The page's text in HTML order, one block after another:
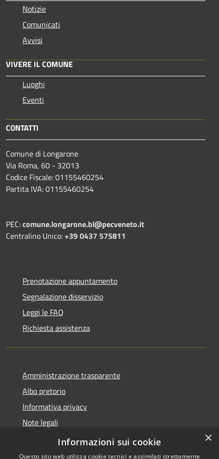
Notizie
Comunicati
Avvisi
VIVERE IL COMUNE
Luoghi
Eventi
CONTATTI
Comune di Longarone
Via Roma, 60 - 32013
Codice Fiscale: 01155460254
Partita IVA: 01155460254
PEC:comune.longarone.bl@pecveneto.it
Centralino Unico:+39 0437 575811
Prenotazione appuntamento
Segnalazione disservizio
Leggi le FAQ
Richiesta assistenza
Amministrazione trasparente
Albo pretorio
Informativa privacy
Note legali
Dichiarazione di accessibilità
×
Informazioni sui cookie
Questo sito web utilizza cookie tecnici e assimilati strettamente